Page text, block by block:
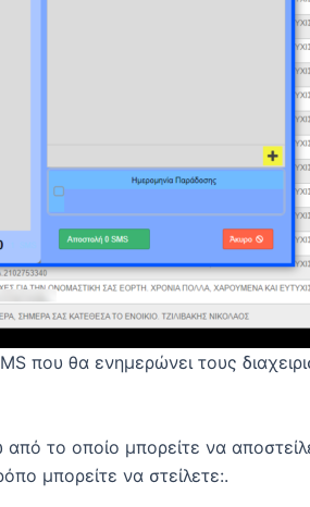
που θα ενημερώνει τους
το οποίο μπορείτε να
μπορείτε να στείλετε:.